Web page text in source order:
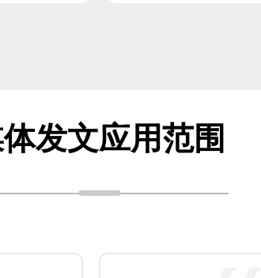
发文应用范围